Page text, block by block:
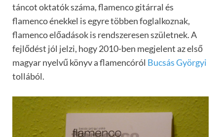
táncot oktatók száma, flamenco gitárral és
flamenco énekkel is egyre többen foglalkoznak,
flamenco előadások is rendszeresen születnek. A
fejlődést jól jelzi, hogy 2010-ben megjelent az első
magyar nyelvű könyv a flamencóról Bucsás Györgyi
tollából.